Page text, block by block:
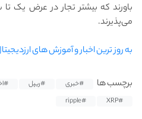
باورند که بیشتر تجار در عرض یک
می‌پذیرند.
به روز ترین اخبار و آموزش های
برچسب ها #خبری #ریپل
#XRP
#ripple